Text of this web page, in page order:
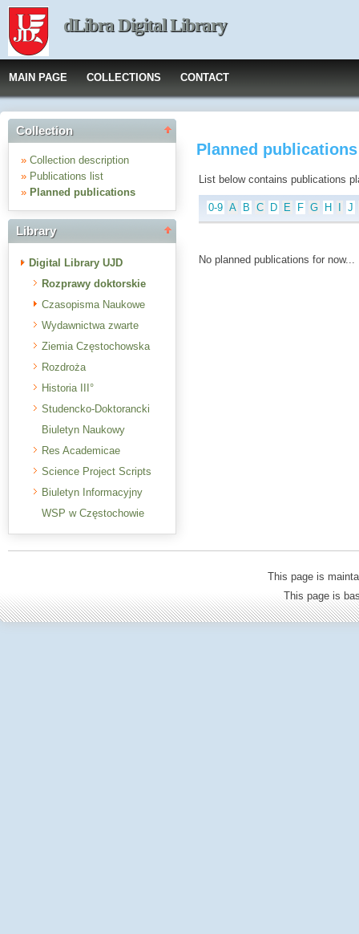
dLibra Digital Library
MAIN PAGE COLLECTIONS CONTACT
Collection
» Collection description
» Publications list
» Planned publications
Library
Digital Library UJD
Rozprawy doktorskie
Czasopisma Naukowe
Wydawnictwa zwarte
Ziemia Częstochowska
Rozdroża
Historia III°
Studencko-Doktorancki
Biuletyn Naukowy
Res Academicae
Science Project Scripts
Biuletyn Informacyjny
WSP w Częstochowie
Planned
List below contains publications
0-9 A B C D E F G H J
No planned publications for now...
This page is
This page is